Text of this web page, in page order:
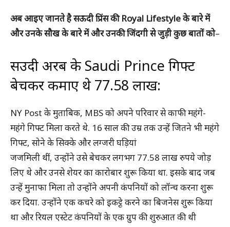
अब आइए जानते है सऊदी प्रिंस की Royal Lifestyle के बारे में
और उनके सौख के बारे में और उनकी जिंदगी से जुड़ी कुछ बातों को–
सउदी अरब के Saudi Prince गिफ्ट
बेचकर कमाए थे 77.58 लाख:
NY Post के मुताबिक, MBS को अपने परिवार से काफी महंगे-
महंगे गिफ्ट मिला करते थे. 16 साल की उम्र तक उन्हें जितने भी महंगे
गिफ्ट, सोने के सिक्के और लग्जरी घड़ियां
जजमिली थीं, उन्होंने उसे बेचकर लगभग 77.58 लाख रुपये जोड़
लिए थे और उनसे शेयर का कारोबार शुरू किया था. इसके बाद जब
उन्हें मुनाफा मिला तो उन्होंने अपनी कंपनियों को लॉन्च करना शुरू
कर दिया. उन्होंने एक कचरे को इकट्ठे करने का बिजनेस शुरू किया
था और रियल एस्टेट कंपनियों के एक ग्रुप की शुरुआत की थी